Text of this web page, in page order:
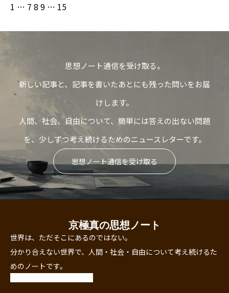
1 … 7 8 9 … 15
思想ノート通信を受け取る。
新しい記事と、記事を書いたあとにも残った問いをお届
けします。
人間、社会、自由について、簡単には答えの出ない問題
を、少しずつ考え続けるためのニュースレターです。
思想ノート通信を受け取る
京極真の思想ノート
世界は、ただそこにあるのではない。
分かり合えない世界で、人間・社会・自由について考え続けるた
めのノートです。